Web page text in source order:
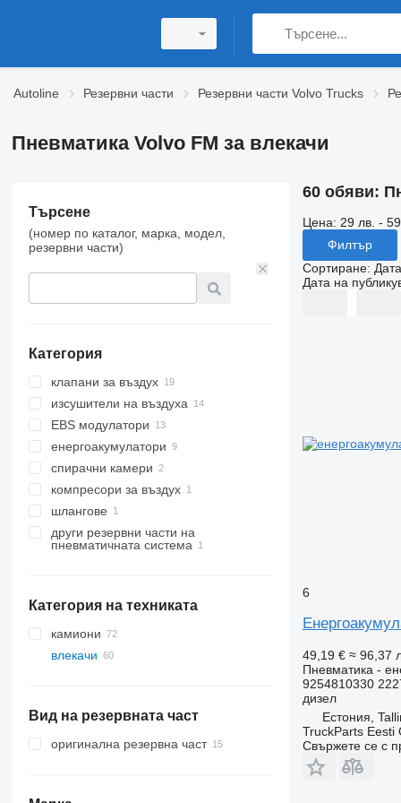
Autoline Резервни части Резервни части Volvo Trucks
Пневматика Volvo FM за влекачи
Търсене
(номер по каталог, марка, модел,
резервни части)
Категория
клапани за въздух
изсушители на въздуха
EBS модулатори
енергоакумулатори
спирачни камери
компресори за въздух
шлангове
други резервни части на
пневматичната система
Категория на техниката
камиони
влекачи
Вид на резервната част
оригинална резервна част
60 обяви:
Цена: 29 лв. -
Филтър
Сортиране:
Дата на
6
49,19 € ≈ 96,37
Пневматика -
9254810330
дизел
Естония,
TruckParts Eesti
Свържете се с